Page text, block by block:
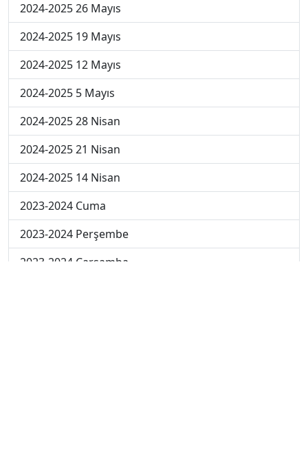
2024-2025 26 Mayıs
2024-2025 19 Mayıs
2024-2025 12 Mayıs
2024-2025 5 Mayıs
2024-2025 28 Nisan
2024-2025 21 Nisan
2024-2025 14 Nisan
2023-2024 Cuma
2023-2024 Perşembe
2023-2024 Çarşamba